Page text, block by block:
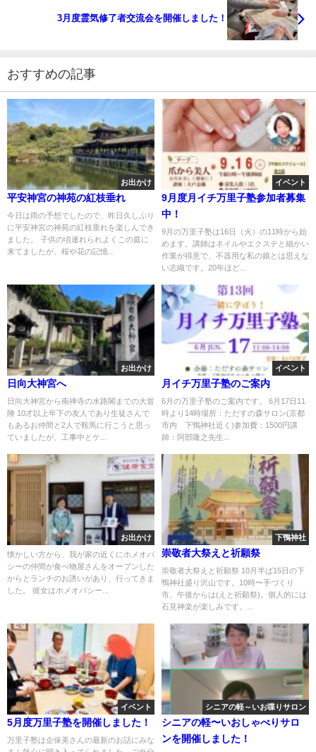
3月度霊気修了者交流会を開催しました！
おすすめの記事
お出かけ
平安神宮の神苑の紅枝垂れ
今日は雨の予想でしたので、昨日久しぶり
に平安神宮の神苑の紅枝垂れを楽しんでき
ました。 子供の頃連れられよくこの庭に
来てましたが、桜や花の記憶...
イベント
9月度月イチ万里子塾参加者募集
中！
9月の万里子塾は16日（火）の11時から始
めます。講師はネイルやエクステと細かい
作業が得意で、不器用な私の娘とは思えな
い志織です。20年ほど...
お出かけ
日向大神宮へ
日向大神宮から南禅寺の水路閣までの大冒
険 10才以上年下の友人であり生徒さんで
もあるお仲間と2人で鞍馬に行こうと思っ
ていましたが、工事中とケ...
イベント
月イチ万里子塾のご案内
6月の万里子塾のご案内です。 6月17日11
時より14時場所：ただすの森サロン(京都
市内 下鴨神社近く)参加費：1500円講
師：阿部隆之先生...
お出かけ
懐かしい方から、我が家の近くにホメオパ
シーの仲間が食べ物屋さんをオープンした
からとランチのお誘いがあり、行ってきま
した。 彼女はホメオパシー...
下鴨神社
崇敬者大祭えと祈願祭
崇敬者大祭えと祈願祭 10月半ば15日の下
鴨神社盛り沢山です。10時〜手づくり
市、午後からは(えと祈願祭)。個人的には
石見神楽が楽しみです。...
イベント
5月度万里子塾を開催しました！
万里子塾は企保美さんの最新のお話にみな
シニアの軽～いお喋りサロン
シニアの軽〜いおしゃべりサロ
ンを開催しました！